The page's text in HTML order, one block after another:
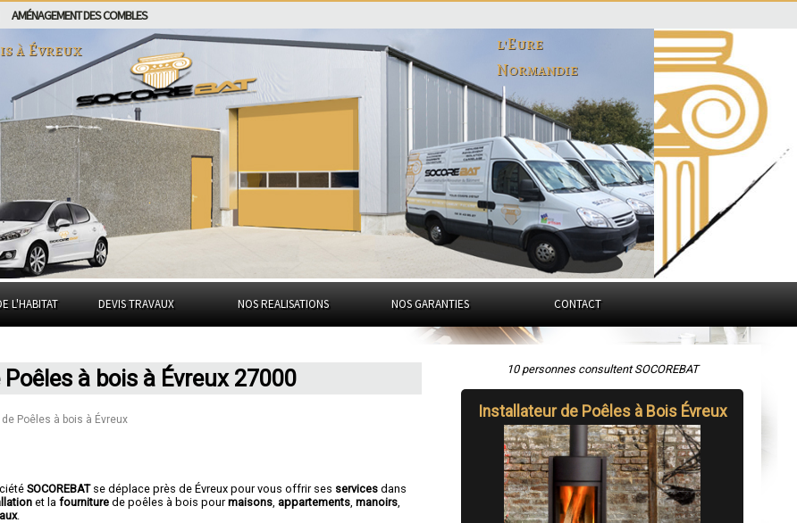
AMÉNAGEMENT DES COMBLES
àÉvreux
l'Eure
Normandie
L'HABITAT DEVIS TRAVAUX NOS REALISATIONS NOS GARANTIES CONTACT
à bois à Évreux 27000
Poêles à bois à Évreux
SOCOREBATse déplace près de Évreux pour vous offrir ses services dans
et lafourniture de poêles à bois pourmaisons appartements ,manoirs
.
10 personnes consultent SOCOREBAT
Installateur de Poêles à Bois Évreux